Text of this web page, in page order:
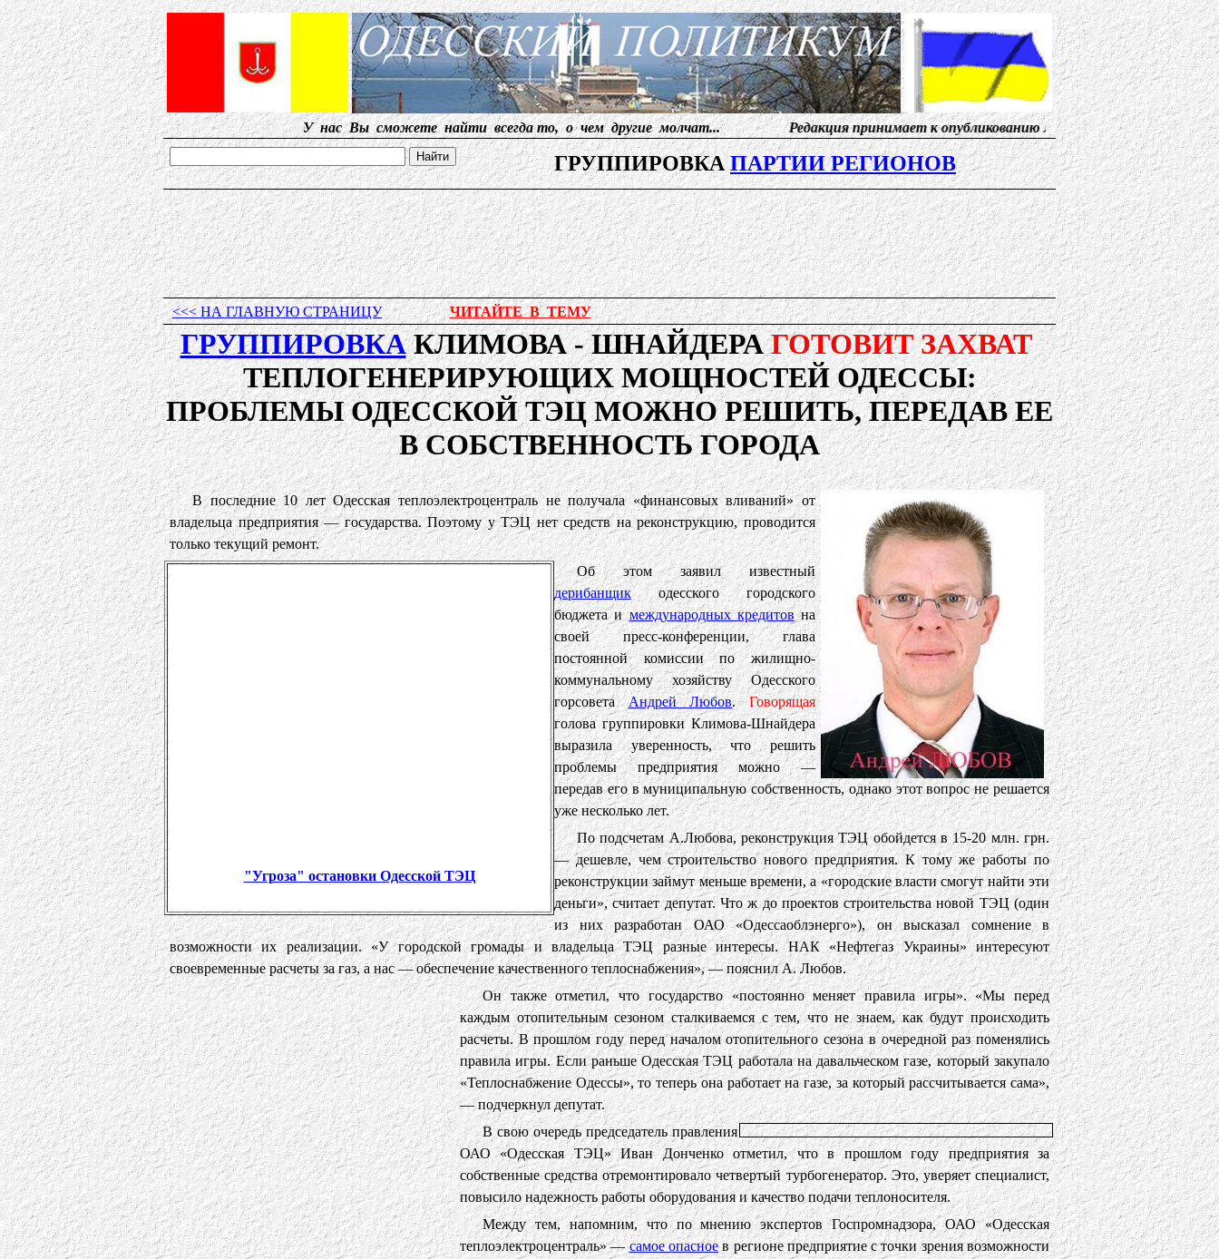
У нас Вы сможете найти всегда то, о чем другие молчат... Редакция принимает к опубликованию материалы, от солидарных с нами
ГРУППИРОВКАПАРТИИ РЕГИОНОВ
<<< НА ГЛАВНУЮ СТРАНИЦУ ЧИТАЙТЕ В ТЕМУ
ГРУППИРОВКАКЛИМОВА - ШНАЙДЕРАГОТОВИТ ЗАХВАТ
ТЕПЛОГЕНЕРИРУЮЩИХ МОЩНОСТЕЙ ОДЕССЫ:
ПРОБЛЕМЫ ОДЕССКОЙ ТЭЦ МОЖНО РЕШИТЬ, ПЕРЕДАВ ЕЕ
В СОБСТВЕННОСТЬ ГОРОДА
В последние 10 лет Одесская теплоэлектроцентраль не получала «финансовых вливаний» от
владельца предприятия — государства. Поэтому у ТЭЦ нет средств на реконструкцию, проводится
только текущий ремонт.
"Угроза" остановки Одесской ТЭЦ
Об этом заявил известный
дерибанщикодесского городского
бюджета имеждународных кредитов на
своей пресс-конференции, глава
постоянной комиссии по жилищно-
коммунальному хозяйству Одесского
горсоветаАндрей Любов.Говорящая
голова группировки Климова-Шнайдера
выразила уверенность, что решить
проблемы предприятия можно —
передав его в муниципальную собственность, однако этот вопрос не решается
уже несколько лет.
По подсчетам А.Любова, реконструкция ТЭЦ обойдется в 15-20 млн. грн.
— дешевле, чем строительство нового предприятия. К тому же работы по
реконструкции займут меньше времени, а «городские власти смогут найти эти
деньги», считает депутат. Что ж до проектов строительства новой ТЭЦ (один
из них разработан ОАО «Одессаоблэнерго»), он высказал сомнение в
возможности их реализации. «У городской громады и владельца ТЭЦ разные интересы. НАК «Нефтегаз Украины» интересуют
своевременные расчеты за газ, а нас — обеспечение качественного теплоснабжения», — пояснил А. Любов.
Он также отметил, что государство «постоянно меняет правила игры». «Мы перед
каждым отопительным сезоном сталкиваемся с тем, что не знаем, как будут происходить
расчеты. В прошлом году перед началом отопительного сезона в очередной раз поменялись
правила игры. Если раньше Одесская ТЭЦ работала на давальческом газе, который закупало
«Теплоснабжение Одессы», то теперь она работает на газе, за который рассчитывается сама»,
— подчеркнул депутат.
В свою очередь председатель правления
ОАО «Одесская ТЭЦ» Иван Донченко отметил, что в прошлом году предприятия за
собственные средства отремонтировало четвертый турбогенератор. Это, уверяет специалист,
повысило надежность работы оборудования и качество подачи теплоносителя.
Между тем, напомним, что по мнению экспертов Госпромнадзора, ОАО «Одесская
теплоэлектроцентраль» —самое опасноев регионе предприятие с точки зрения возможности